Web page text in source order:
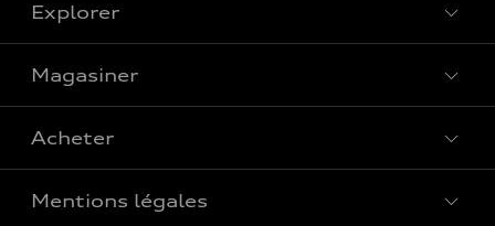
Explorer
Magasiner
Acheter
Mentions légales